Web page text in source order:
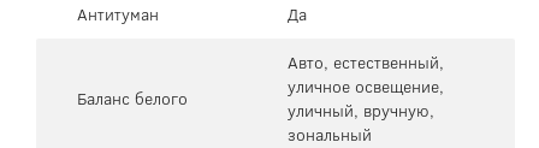
Антитуман
Да
Баланс белого
Авто, естественный,
уличное освещение,
уличный, вручную,
зональный